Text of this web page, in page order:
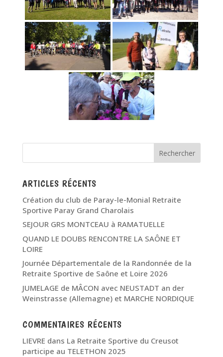
ARTICLES RÉCENTS
Création du club de Paray-le-Monial Retraite
Sportive Paray Grand Charolais
SEJOUR GRS MONTCEAU à RAMATUELLE
QUAND LE DOUBS RENCONTRE LA SAÔNE ET
LOIRE
Journée Départementale de la Randonnée de la
Retraite Sportive de Saône et Loire 2026
JUMELAGE de MÂCON avec NEUSTADT an der
Weinstrasse (Allemagne) et MARCHE NORDIQUE
COMMENTAIRES RÉCENTS
LIEVRE dans La Retraite Sportive du Creusot
participe au TELETHON 2025